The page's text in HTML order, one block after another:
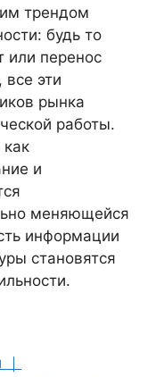
трендом
будь то
или перенос
эти
рынка
работы.
и
меняющейся
информации
становятся